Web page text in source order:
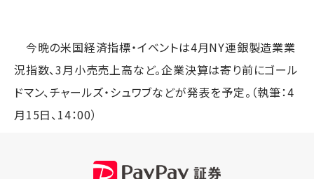
今晩の米国経済指標・イベントは4月NY連銀製造業業
況指数、3月小売売上高など。企業決算は寄り前にゴール
ドマン、チャールズ・シュワブなどが発表を予定。（執筆：4
月15日、14：00）